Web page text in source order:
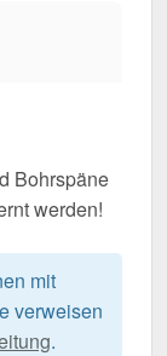
Bohrspäne
werden!
mit
verweisen
.